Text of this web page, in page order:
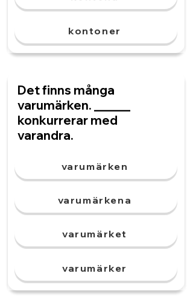
kontoner
Det finns många
varumärken. ______
konkurrerar med
varandra.
varumärken
varumärkena
varumärket
varumärker